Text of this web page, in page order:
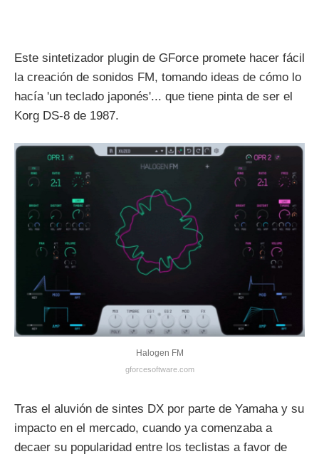
Este sintetizador plugin de GForce promete hacer fácil
la creación de sonidos FM, tomando ideas de cómo lo
hacía 'un teclado japonés'... que tiene pinta de ser el
Korg DS-8 de 1987.
Halogen FM
gforcesoftware.com
Tras el aluvión de sintes DX por parte de Yamaha y su
impacto en el mercado, cuando ya comenzaba a
decaer su popularidad entre los teclistas a favor de